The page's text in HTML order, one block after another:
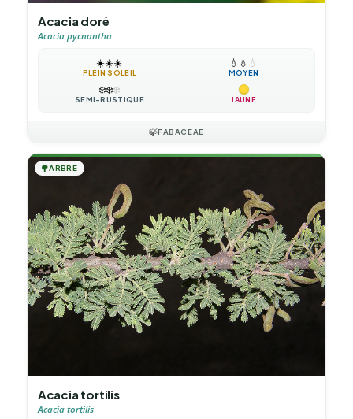
Acacia doré
Acacia pycnantha
☀️☀️☀️
PLEIN SOLEIL
💧 💧 💧
MOYEN
❄️❄️❄️
SEMI-RUSTIQUE JAUNE
🍃FABACEAE
🌳ARBRE
Acacia tortilis
Acacia tortilis